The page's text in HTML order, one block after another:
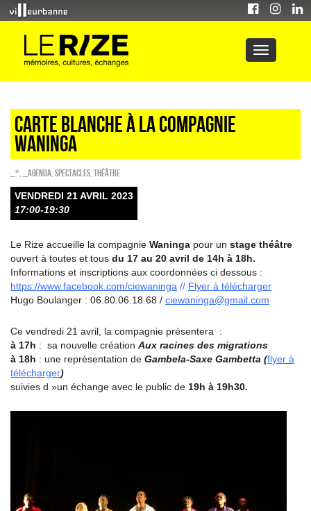
Carte blanche à la Compagnie
Waninga
_* _Agenda SPECTACLES Théâtre
VENDREDI 21 AVRIL 2023
17:00-19:30
Le Rize accueille la compagnie Waninga pour un stage théâtre
ouvert à toutes et tous du 17 au 20 avril de 14h à 18h.
Informations et inscriptions aux coordonnées ci dessous :
https://www.facebook.com/ciewaninga // Flyer à télécharger
Hugo Boulanger : 06.80.06.18.68 / ciewaninga@gmail.com
Ce vendredi 21 avril, la compagnie présentera :
à 17h : sa nouvelle création Aux racines des migrations
à 18h : une représentation de Gambela-Saxe Gambetta (flyer à
télécharger)
suivies d »un échange avec le public de 19h à 19h30.